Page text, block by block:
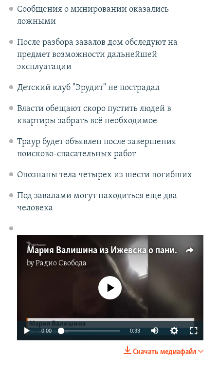
Сообщения о минировании оказались
ложными
После разбора завалов дом обследуют на
предмет возможности дальнейшей
эксплуатации
Детский клуб "Эрудит" не пострадал
Власти обещают скоро пустить людей в
квартиры забрать всё необходимое
Траур будет объявлен после завершения
поисково-спасательных работ
Опознаны тела четырех из шести погибших
Под завалами могут находиться еще два
человека
Мария Валишина из Ижевска о панике после обрушения многоэтажного дома
byРадио Свобода
No media source currently available
0:00 0:33
Скачать медиафайл